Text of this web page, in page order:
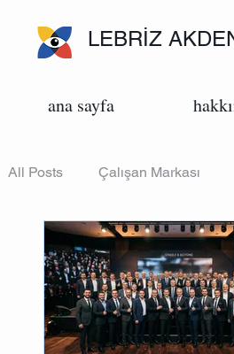
LEBRİZ
ana sayfa
All Posts Çalışan Markası
Yapay Zeka İletişim